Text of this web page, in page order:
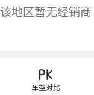
该地区暂无经销商
车型对比